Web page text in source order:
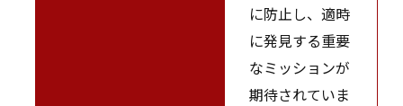
に防止し、適時
に発見する重要
なミッションが
期待されていま